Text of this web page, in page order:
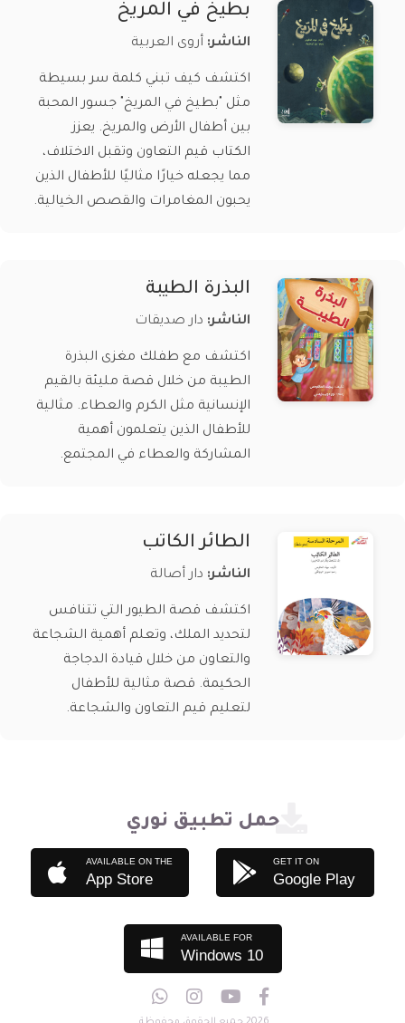
بطيخ في المريخ
الناشر: أروى العربية
اكتشف كيف تبني كلمة سر بسيطة
مثل "بطيخ في المريخ" جسور المحبة
بين أطفال الأرض والمريخ. يعزز
الكتاب قيم التعاون وتقبل الاختلاف،
مما يجعله خيارًا مثاليًا للأطفال الذين
يحبون المغامرات والقصص الخيالية.
البذرة الطيبة
الناشر: دار صديقات
اكتشف مع طفلك مغزى البذرة
الطيبة من خلال قصة مليئة بالقيم
الإنسانية مثل الكرم والعطاء. مثالية
للأطفال الذين يتعلمون أهمية
المشاركة والعطاء في المجتمع.
الطائر الكاتب
الناشر: دار أصالة
اكتشف قصة الطيور التي تتنافس
لتحديد الملك، وتعلم أهمية الشجاعة
والتعاون من خلال قيادة الدجاجة
الحكيمة. قصة مثالية للأطفال
لتعليم قيم التعاون والشجاعة.
حمل تطبيق نوري
AVAILABLE ON THE
App Store
GET IT ON
Google Play
AVAILABLE FOR
Windows 10